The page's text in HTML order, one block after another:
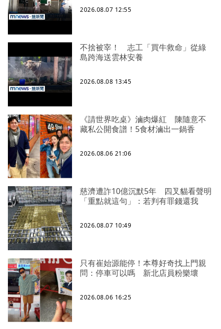
2026.08.07 12:55
不捨被宰！ 志工「買牛救命」從綠
島跨海送雲林安養
2026.08.08 13:45
《請世界吃桌》滷肉爆紅 陳隨意不
藏私公開食譜！5食材滷出一鍋香
2026.08.06 21:06
慈濟遭詐10億沉默5年 四叉貓看聲明
「重點就這句」：若判有罪錢還我
2026.08.07 10:49
只有崔始源能停！本尊好奇找上門親
問：停車可以嗎 新北店員粉樂壞
2026.08.06 16:25